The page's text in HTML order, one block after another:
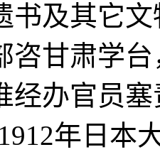
书及其它
咨甘肃学
经办官员
年日本